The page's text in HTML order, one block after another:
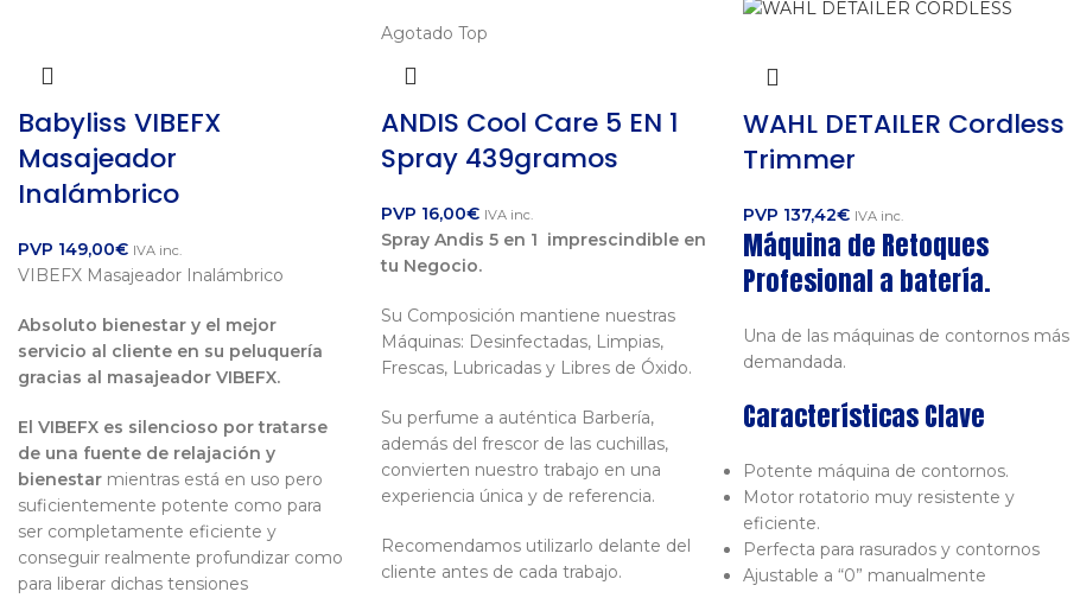
Babyliss VIBEFX
Masajeador
Inalámbrico
PVP 149,00€ IVA inc.
VIBEFX Masajeador Inalámbrico
Absoluto bienestar y el mejor
servicio al cliente en su peluquería
gracias al masajeador VIBEFX.
El VIBEFX es silencioso por tratarse
de una fuente de relajación y
bienestar mientras está en uso pero
suficientemente potente como para
ser completamente eficiente y
conseguir realmente profundizar como
para liberar dichas tensiones
Agotado Top
ANDIS Cool Care 5 EN 1
Spray 439gramos
PVP 16,00€ IVA inc.
Spray Andis 5 en 1 imprescindible en
tu Negocio.
Su Composición mantiene nuestras
Máquinas: Desinfectadas, Limpias,
Frescas, Lubricadas y Libres de Óxido.
Su perfume a auténtica Barbería,
además del frescor de las cuchillas,
convierten nuestro trabajo en una
experiencia única y de referencia.
Recomendamos utilizarlo delante del
cliente antes de cada trabajo.
WAHL DETAILER Cordless
Trimmer
PVP 137,42€ IVA inc.
Máquina de Retoques
Profesional a batería.
Una de las máquinas de contornos más
demandada.
Características Clave
Potente máquina de contornos.
Motor rotatorio muy resistente y
eficiente.
Perfecta para rasurados y contornos
Ajustable a “0” manualmente